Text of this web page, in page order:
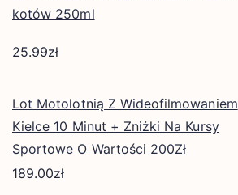
kotów 250ml
25.99zł
Lot Motolotnią Z Wideofilmowaniem
Kielce 10 Minut + Zniżki Na Kursy
Sportowe O Wartości 200Zł
189.00zł